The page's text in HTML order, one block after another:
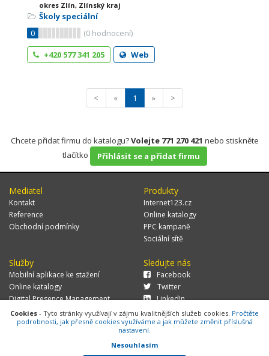
okres Zlín, Zlínský kraj
Školy speciální
0
(0 hodnocení)
+420 577 341 205
Web
< « 1 » >
Chcete přidat firmu do katalogu?Volejte 771 270 421 nebo stiskněte
tlačítko
Přihlásit se a přidat firmu
Mediatel
Kontakt
Reference
Obchodní podmínky
Produkty
Internet123.cz
Online katalogy
PPC kampaně
Sociální sítě
Služby
Mobilní aplikace ke stažení
Online katalogy
Digital Presence Management
Více zákazníků
Sledujte nás
Facebook
Twitter
LinkedIn
© 2026 MEDIATEL CZ, s.r.o.,Za Potokem 46/4, 106 00 Praha 10, tel.:
Cookies - Tyto stránky využívají v zájmu kvalitnějších služeb cookies. Pročtěte
podrobnosti, jak přesně cookies využíváme a jak můžete změnit příslušná
nastavení.
Nesouhlasím